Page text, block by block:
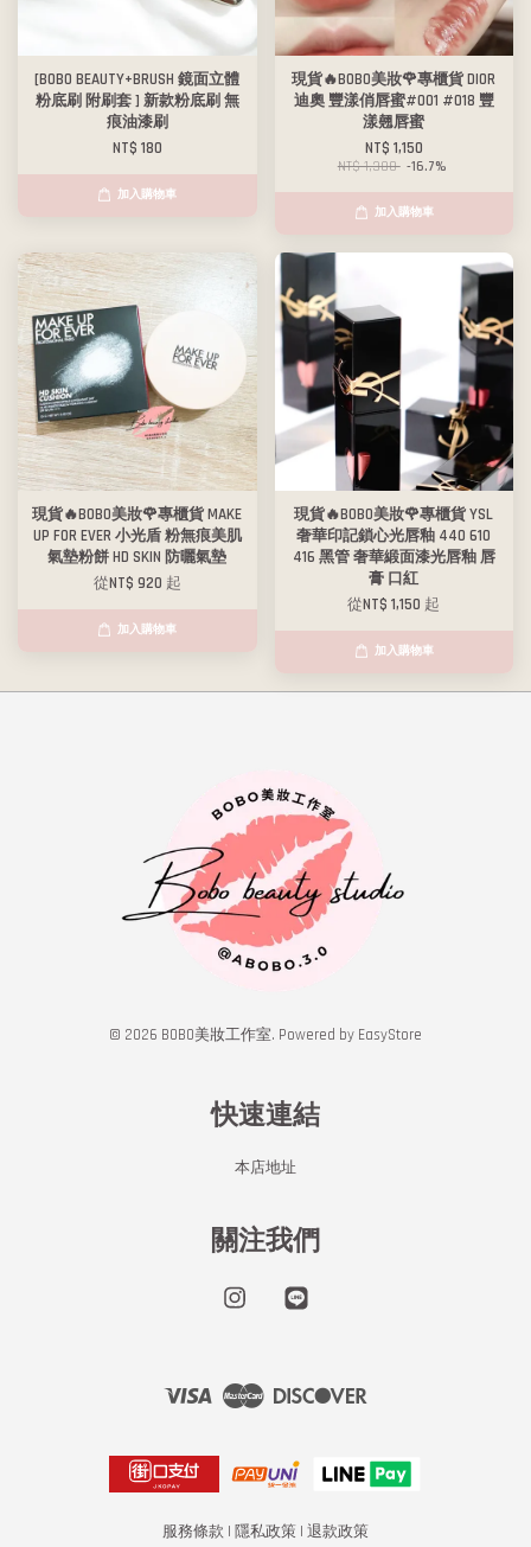
[BOBO BEAUTY+BRUSH 鏡面立體
粉底刷 附刷套 ] 新款粉底刷 無
痕油漆刷
NT$ 180
加入購物車
現貨🔥BOBO美妝🌹專櫃貨 DIOR
迪奧 豐漾俏唇蜜#001 #018 豐
漾翹唇蜜
NT$ 1,150
NT$ 1,380 -16.7%
加入購物車
現貨🔥BOBO美妝🌹專櫃貨 MAKE
UP FOR EVER 小光盾 粉無痕美肌
氣墊粉餅 HD SKIN 防曬氣墊
從NT$ 920 起
加入購物車
現貨🔥BOBO美妝🌹專櫃貨 YSL
奢華印記鎖心光唇釉 440 610
416 黑管 奢華緞面漆光唇釉 唇
膏 口紅
從NT$ 1,150 起
加入購物車
© 2026 BOBO美妝工作室. Powered by EasyStore
快速連結
本店地址
關注我們
Instagram
Visa Master
服務條款 | 隱私政策 | 退款政策